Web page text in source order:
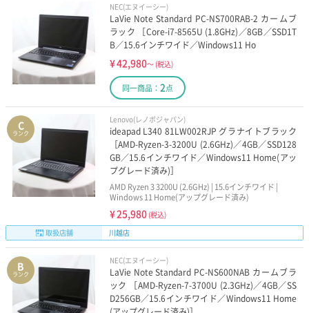
NEC(エヌイーシー)
LaVie Note Standard PC-NS700RAB-2 カームブ
ラック ［Core-i7-8565U (1.8GHz)／8GB／SSD1T
B／15.6インチワイド／Windows11 Ho
¥42,980～ (税込)
同一商品： 2点
C
ランク
Lenovo(レノボジャパン)
ideapad L340 81LW002RJP グラナイトブラック
［AMD-Ryzen-3-3200U (2.6GHz)／4GB／SSD128
GB／15.6インチワイド／Windows11 Home(アッ
プグレード済み)］
AMD Ryzen 3 3200U (2.6GHz) | 15.6インチワイド |
Windows 11 Home(アップグレード済み)
¥25,980 (税込)
取扱店舗
川越店
B
ランク
NEC(エヌイーシー)
LaVie Note Standard PC-NS600NAB カームブラ
ック ［AMD-Ryzen-7-3700U (2.3GHz)／4GB／SS
D256GB／15.6インチワイド／Windows11 Home